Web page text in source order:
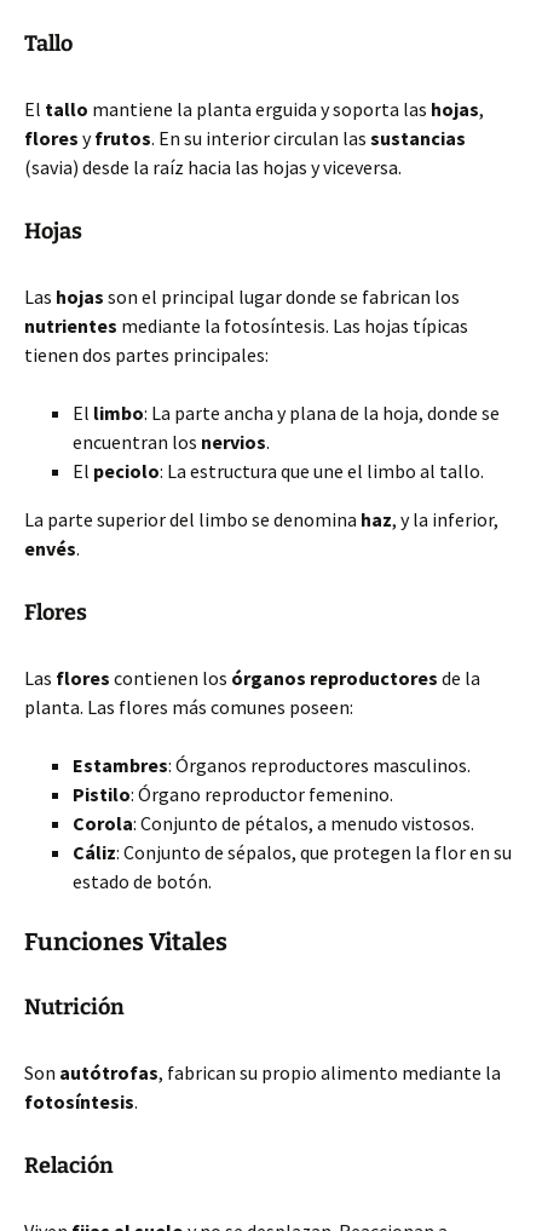
Tallo
El tallo mantiene la planta erguida y soporta las hojas,
flores yfrutos. En su interior circulan las sustancias
(savia) desde la raíz hacia las hojas y viceversa.
Hojas
Las hojas son el principal lugar donde se fabrican los
nutrientes mediante la fotosíntesis. Las hojas típicas
tienen dos partes principales:
El limbo: La parte ancha y plana de la hoja, donde se
encuentran los nervios.
El peciolo: La estructura que une el limbo al tallo.
La parte superior del limbo se denomina haz, y la inferior,
envés.
Flores
Las flores contienen los órganos reproductores de la
planta. Las flores más comunes poseen:
Estambres: Órganos reproductores masculinos.
Pistilo: Órgano reproductor femenino.
Corola: Conjunto de pétalos, a menudo vistosos.
Cáliz: Conjunto de sépalos, que protegen la flor en su
estado de botón.
Funciones Vitales
Nutrición
Son autótrofas, fabrican su propio alimento mediante la
fotosíntesis.
Relación